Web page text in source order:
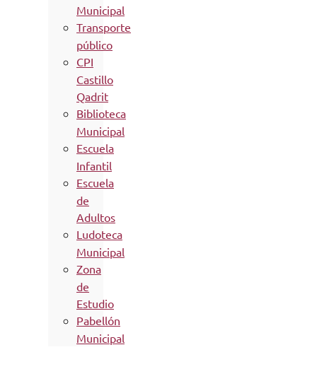
Municipal
Transporte
público
CPI
Castillo
Qadrit
Biblioteca
Municipal
Escuela
Infantil
Escuela
de
Adultos
Ludoteca
Municipal
Zona
de
Estudio
Pabellón
Municipal